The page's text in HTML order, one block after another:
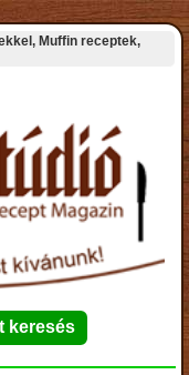
Muffin receptek,